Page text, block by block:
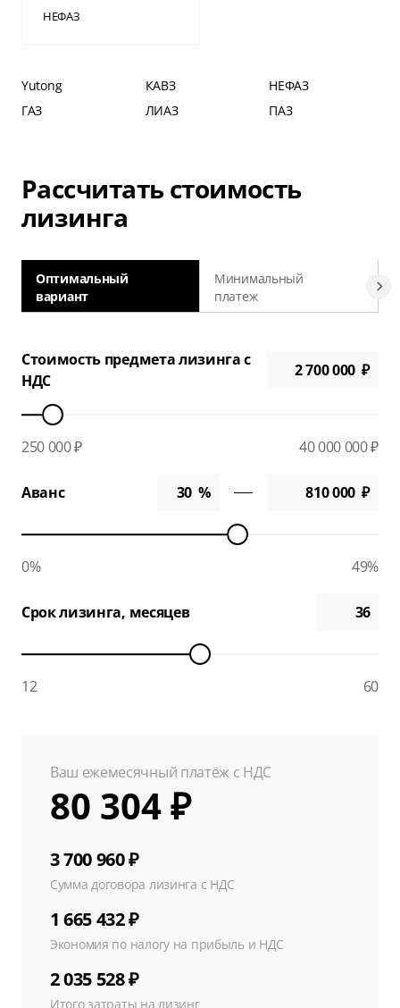
НЕФАЗ
Yutong
ГАЗ
КАВЗ
ЛИАЗ
НЕФАЗ
ПАЗ
Рассчитать стоимость
лизинга
Оптимальный
вариант
Минимальный
платеж
Стоимость предмета лизинга с
НДС
250 000 ₽ 40 000 000 ₽
Аванс
0% 49%
Срок лизинга, месяцев
12 60
Ваш ежемесячный платёж с НДС
80 304 ₽
3 700 960 ₽
Сумма договора лизинга с НДС
1 665 432 ₽
Экономия по налогу на прибыль и НДС
2 035 528 ₽
Итого затраты на лизинг